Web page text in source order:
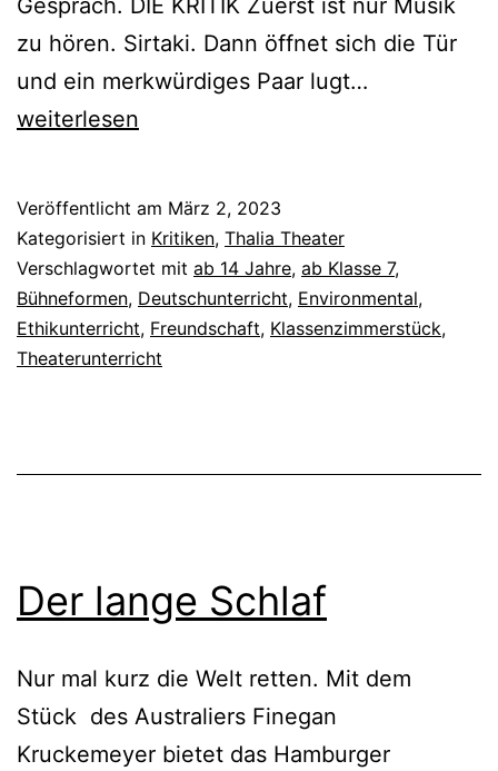
zu hören. Sirtaki. Dann öffnet sich die Tür
und ein merkwürdiges Paar lugt…
weiterlesen
Veröffentlicht am März 2, 2023
Kategorisiert in Kritiken, Thalia Theater
Verschlagwortet mit ab 14 Jahre, ab Klasse 7,
Bühneformen, Deutschunterricht, Environmental,
Ethikunterricht, Freundschaft, Klassenzimmerstück,
Theaterunterricht
Der lange Schlaf
Nur mal kurz die Welt retten. Mit dem
Stück des Australiers Finegan
Kruckemeyer bietet das Hamburger